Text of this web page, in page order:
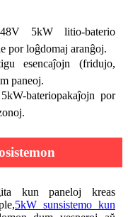
48V 5kW litio-baterio
por loĝdomaj aranĝoj.
esencaĵojn (fridujo,
paneoj.
bateriopakaĵojn por
kun paneloj kreas
5kW sunsistemo kun